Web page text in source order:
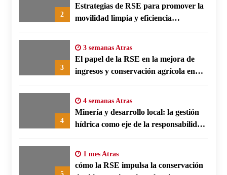
2
Estrategias de RSE para promover la
movilidad limpia y eficiencia
3
3 semanas Atras
El papel de la RSE en la mejora de
ingresos y conservación agrícola en
4
4 semanas Atras
Minería y desarrollo local: la gestión
hídrica como eje de la responsabilidad
1 mes Atras
cómo la RSE impulsa la conservación